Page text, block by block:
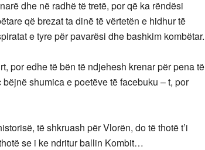
dhe në radhë të tretë, por që ka rëndësi
që brezat ta dinë të vërtetën e hidhur të
e tyre për pavarësi dhe bashkim kombëtar.
por edhe të bën të ndjehesh krenar për pena të
shumica e poetëve të facebuku – t, por
të shkruash për Vlorën, do të thotë t’i
se i ke ndritur ballin Kombit…